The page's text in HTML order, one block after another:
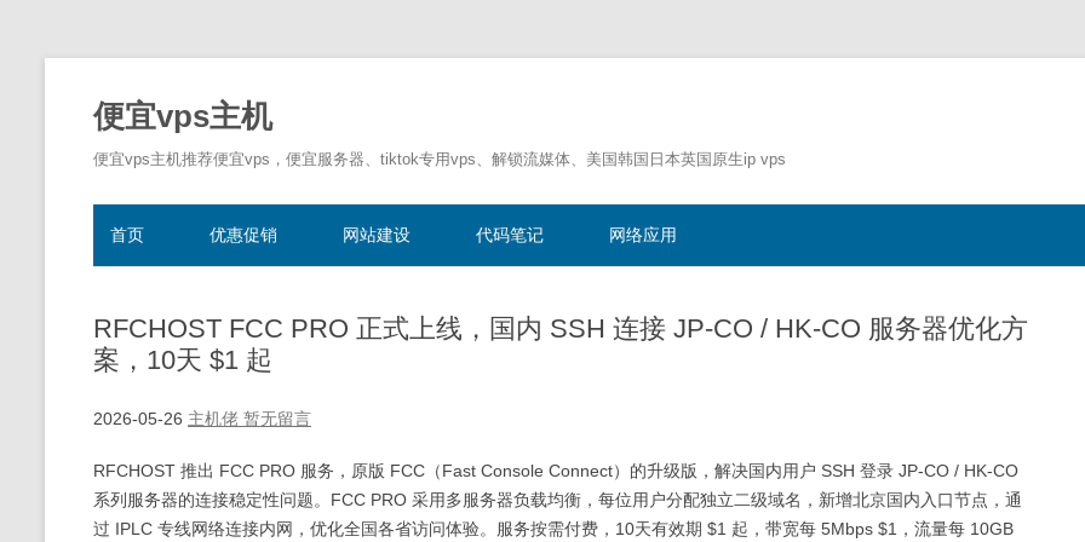
便宜vps主机
便宜vps主机推荐便宜vps，便宜服务器、tiktok专用vps、解锁流媒体、美国韩国日本英国原生ip vps
文
首页 优惠促销 网站建设 代码笔记 网络应用
RFCHOST FCC PRO 正式上线，国内 SSH 连接 JP-CO / HK-CO 服务器优化方
案，10天 $1 起
2026-05-26 主机佬 暂无留言
RFCHOST 推出 FCC PRO 服务，原版 FCC（Fast Console Connect）的升级版，解决国内用户 SSH 登录 JP-CO / HK-CO
系列服务器的连接稳定性问题。FCC PRO 采用多服务器负载均衡，每位用户分配独立二级域名，新增北京国内入口节点，通
过 IPLC 专线网络连接内网，优化全国各省访问体验。服务按需付费，10天有效期 $1 起，带宽每 5Mbps $1，流量每 10GB